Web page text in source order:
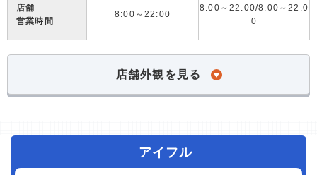
店舗
営業時間
8:00～22:00
8:00～22:00/8:00～22:0
0
店舗外観を見る
アイフル